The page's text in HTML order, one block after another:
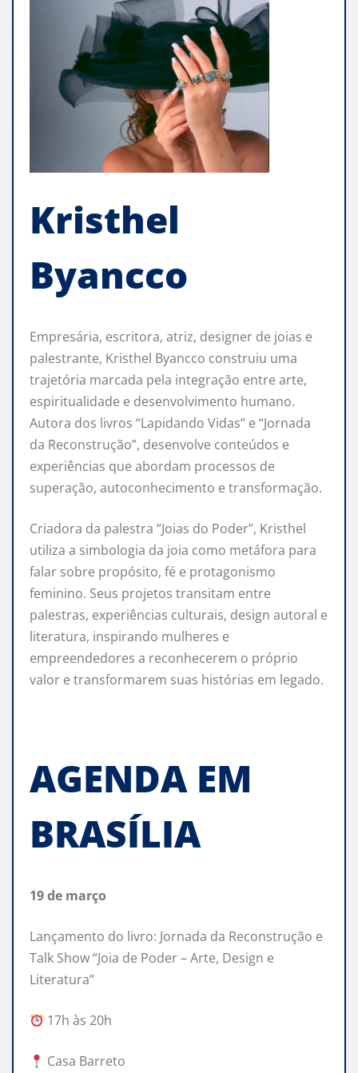
Kristhel
Byancco
Empresária, escritora, atriz, designer de joias e
palestrante, Kristhel Byancco construiu uma
trajetória marcada pela integração entre arte,
espiritualidade e desenvolvimento humano.
Autora dos livros “Lapidando Vidas” e “Jornada
da Reconstrução”, desenvolve conteúdos e
experiências que abordam processos de
superação, autoconhecimento e transformação.
Criadora da palestra “Joias do Poder”, Kristhel
utiliza a simbologia da joia como metáfora para
falar sobre propósito, fé e protagonismo
feminino. Seus projetos transitam entre
palestras, experiências culturais, design autoral e
literatura, inspirando mulheres e
empreendedores a reconhecerem o próprio
valor e transformarem suas histórias em legado.
AGENDA EM
BRASÍLIA
19 de março
Lançamento do livro: Jornada da Reconstrução e
Talk Show “Joia de Poder – Arte, Design e
Literatura”
17h às 20h
Casa Barreto